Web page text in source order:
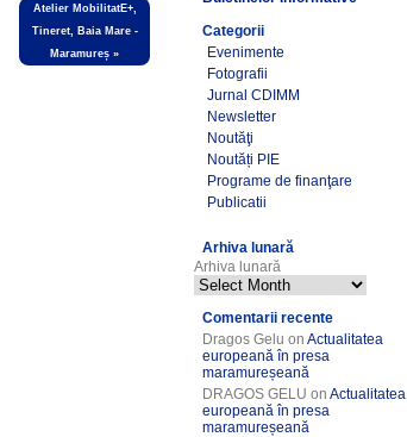
Atelier MobilitatE+,
Tineret, Baia Mare -
Maramureș »
Categorii
Evenimente
Fotografii
Jurnal CDIMM
Newsletter
Noutăţi
Noutăți PIE
Programe de finanţare
Publicatii
Arhiva lunară
Arhiva lunară
Comentarii recente
Dragos Gelu onActualitatea
europeană în presa
maramureșeană
DRAGOS GELU onActualitatea
europeană în presa
maramureșeană